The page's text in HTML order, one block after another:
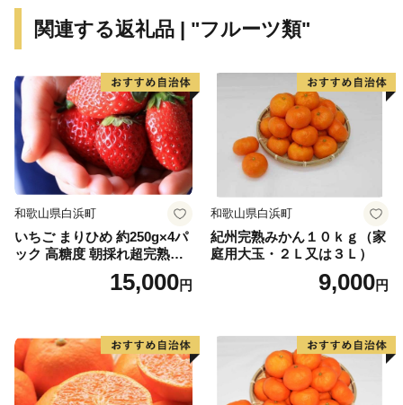
同していただける方々からご寄付を賜り、その財源をも
すぶ 元気創造のまち 尾花沢」を実現してまいりま
す。また、本市の返礼品を通じて全国の皆様に喜んでい
ただくとともに、積極的にまちのＰＲを図ってまいりま
す。
関連する返礼品 | "フルーツ類"
和歌山県白浜町
いちご まりひめ 約250g×4パ
ック 高糖度 朝採れ超完熟ま
りひめ 1月以降発送分
15,000円
和歌山県白浜町
紀州完熟みかん１０ｋｇ（家
庭用大玉・２Ｌ又は３Ｌ）
9,000円